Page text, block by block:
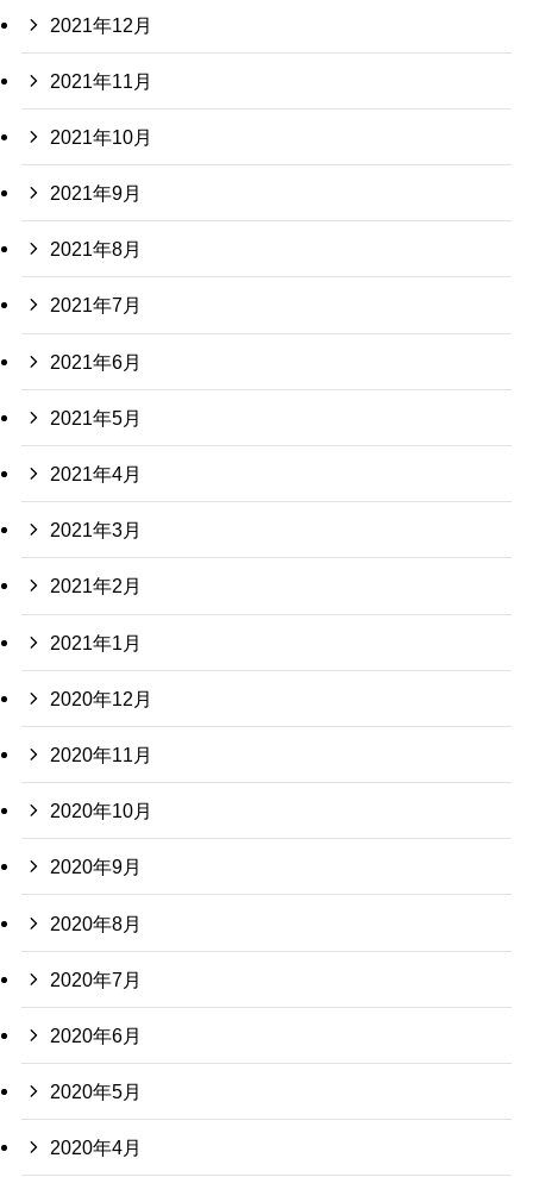
2021年12月
2021年11月
2021年10月
2021年9月
2021年8月
2021年7月
2021年6月
2021年5月
2021年4月
2021年3月
2021年2月
2021年1月
2020年12月
2020年11月
2020年10月
2020年9月
2020年8月
2020年7月
2020年6月
2020年5月
2020年4月